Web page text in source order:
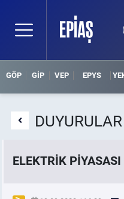
GÖP GİP VEP EPYS
DUYURULAR
ELEKTRİK PİYASASI
SPOT ELEKTRİK